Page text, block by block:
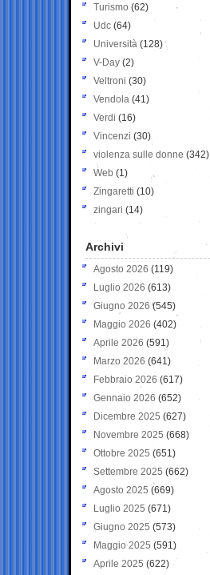
Turismo (62)
Udc (64)
Università (128)
V-Day (2)
Veltroni (30)
Vendola (41)
Verdi (16)
Vincenzi (30)
violenza sulle donne (342)
Web (1)
Zingaretti (10)
zingari (14)
Archivi
Agosto 2026 (119)
Luglio 2026 (613)
Giugno 2026 (545)
Maggio 2026 (402)
Aprile 2026 (591)
Marzo 2026 (641)
Febbraio 2026 (617)
Gennaio 2026 (652)
Dicembre 2025 (627)
Novembre 2025 (668)
Ottobre 2025 (651)
Settembre 2025 (662)
Agosto 2025 (669)
Luglio 2025 (671)
Giugno 2025 (573)
Maggio 2025 (591)
Aprile 2025 (622)